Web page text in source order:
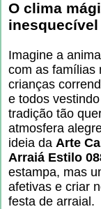
O clima
inesquecível
Imagine a
com as famílias
crianças
e todos
tradição tão
atmosfera
ideia da Arte
Arraiá Estilo
estampa, mas
afetivas e criar
festa de arraial.